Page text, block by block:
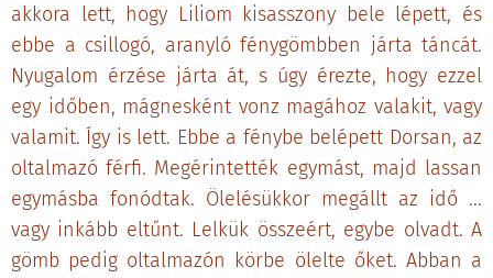
akkora lett, hogy Liliom kisasszony bele lépett, és
ebbe a csillogó, aranyló fénygömbben járta táncát.
Nyugalom érzése járta át, s úgy érezte, hogy ezzel
egy időben, mágnesként vonz magához valakit, vagy
valamit. Így is lett. Ebbe a fénybe belépett Dorsan, az
oltalmazó férfi. Megérintették egymást, majd lassan
egymásba fonódtak. Ölelésükkor megállt az idő ...
vagy inkább eltűnt. Lelkük összeért, egybe olvadt. A
gömb pedig oltalmazón körbe ölelte őket. Abban a